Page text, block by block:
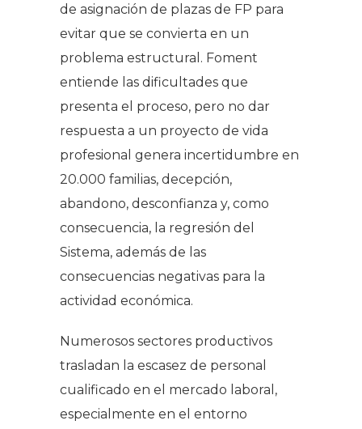
de asignación de plazas de FP para
evitar que se convierta en un
problema estructural. Foment
entiende las dificultades que
presenta el proceso, pero no dar
respuesta a un proyecto de vida
profesional genera incertidumbre en
20.000 familias, decepción,
abandono, desconfianza y, como
consecuencia, la regresión del
Sistema, además de las
consecuencias negativas para la
actividad económica.
Numerosos sectores productivos
trasladan la escasez de personal
cualificado en el mercado laboral,
especialmente en el entorno